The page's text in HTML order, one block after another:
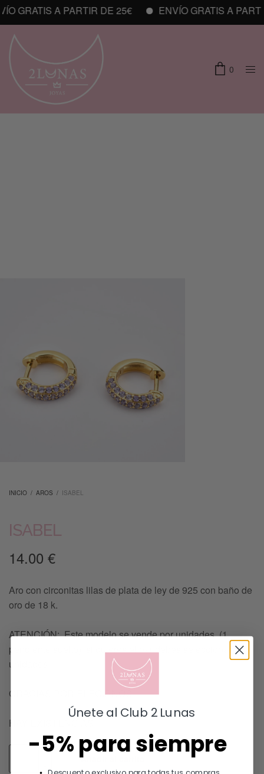
GRATIS A PARTIR DE 25€ ENVÍO GRATIS A
0
INICIO / AROS / ISABEL
ISABEL
14.00€
Aro con circonitas lilas de plata de ley de 925 con baño de
oro de 18 k.
ATENCIÓN: Este modelo se vende por unidades (1
pendiente suelto), si quieres el par debes seleccionar 2
unidades.
GRACIAS POR ELEGIRNOS !!
HAY EXISTENCIAS
Añadir al carrito
Únete al Club 2 Lunas
-5% para siempre